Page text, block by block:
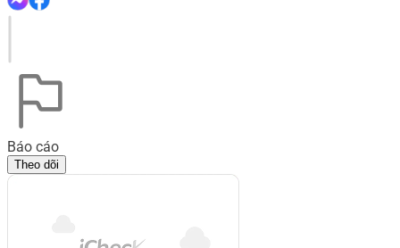
Báo cáo
Theo dõi